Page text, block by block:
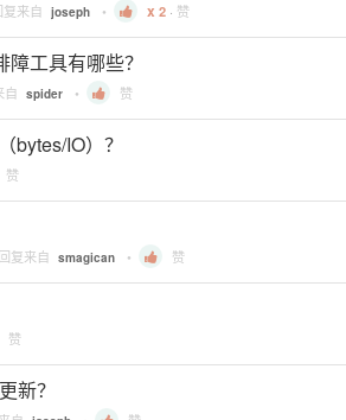
复来自 joseph • 2 · 赞
工具有哪些？
自 spider • 赞
bytes/IO）？
赞
复来自 smagican • 赞
赞
新？